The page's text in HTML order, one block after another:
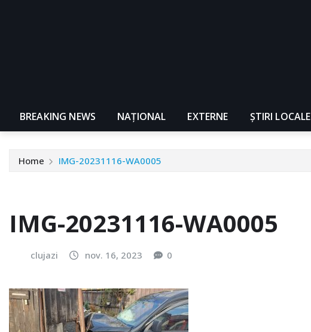
BREAKING NEWS NAŢIONAL EXTERNE ȘTIRI LOCALE
Home IMG-20231116-WA0005
IMG-20231116-WA0005
clujazi nov. 16, 2023 0